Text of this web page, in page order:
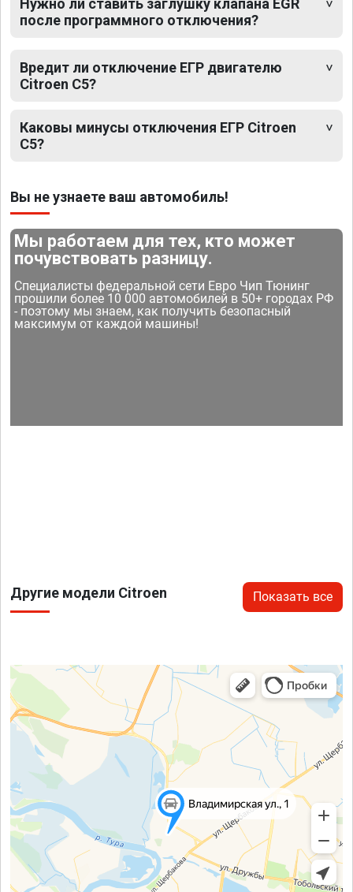
Нужно ли ставить заглушку клапана EGR
после программного отключения?
Вредит ли отключение ЕГР двигателю
Citroen C5?
Каковы минусы отключения ЕГР Citroen
C5?
Вы не узнаете ваш автомобиль!
Мы работаем для тех, кто может
почувствовать разницу.
Специалисты федеральной сети Евро Чип Тюнинг
прошили более 10 000 автомобилей в 50+ городах РФ
- поэтому мы знаем, как получить безопасный
максимум от каждой машины!
Другие модели Citroen Показать все